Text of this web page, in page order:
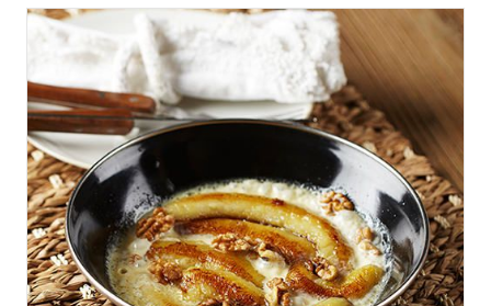
INLOGGEN
AANMELDEN
HOME
RECEPTEN
WEEKMENU'S
KOOKBOEKEN